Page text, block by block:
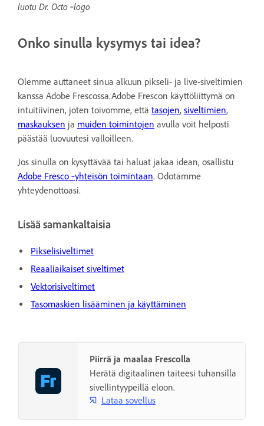
luotu Dr. Octo ‑logo
Onko sinulla kysymys tai idea?
Olemme auttaneet sinua alkuun pikseli- ja live-siveltimien
kanssa Adobe Frescossa.Adobe Frescon käyttöliittymä on
intuitiivinen, joten toivomme, että tasojen, siveltimien,
maskauksen ja muiden toimintojen avulla voit helposti
päästää luovuutesi valloilleen.
Jos sinulla on kysyttävää tai haluat jakaa idean, osallistu
Adobe Fresco ‑yhteisön toimintaan. Odotamme
yhteydenottoasi.
Lisää samankaltaisia
Pikselisiveltimet
Reaaliaikaiset siveltimet
Vektorisiveltimet
Tasomaskien lisääminen ja käyttäminen
Piirrä ja maalaa Frescolla
Herätä digitaalinen taiteesi tuhansilla
sivellintyypeillä eloon.
Lataa sovellus